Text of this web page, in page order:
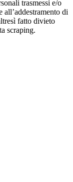
trasmessi e/o
di
fatto divieto
scraping.